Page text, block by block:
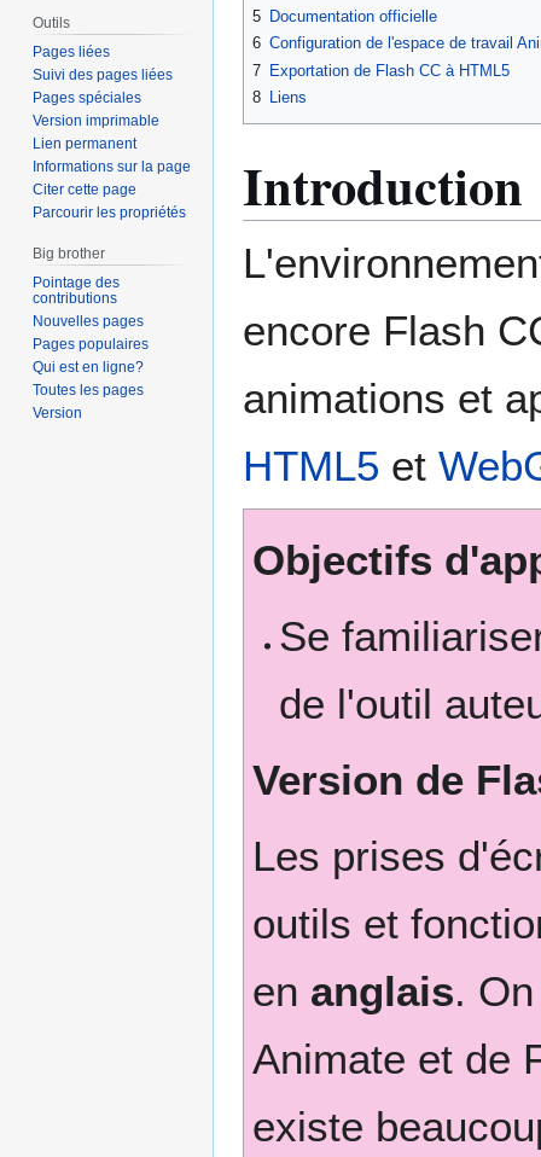
5 Documentation officielle
6 Configuration de l'espace de travail
7 Exportation de Flash CC à HTML5
8
Liens
Introduction
encore Flash
animations et
HTML5 et
Objectifs
Se
de l'outil
Version de
Les prises
outils et
en anglais.
Animate et de
existe
Outils
Pages liées
Suivi des pages liées
Pages spéciales
Version imprimable
Lien permanent
Informations sur la page
Citer cette page
Parcourir les propriétés
Big brother
Pointage des
contributions
Nouvelles pages
Pages populaires
Qui est en ligne?
Toutes les pages
Version